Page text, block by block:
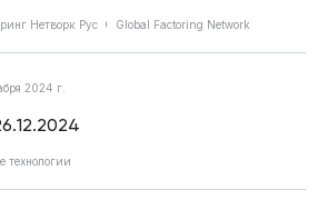
Нетворк Рус Global Factoring Network
2024 г.
технологии